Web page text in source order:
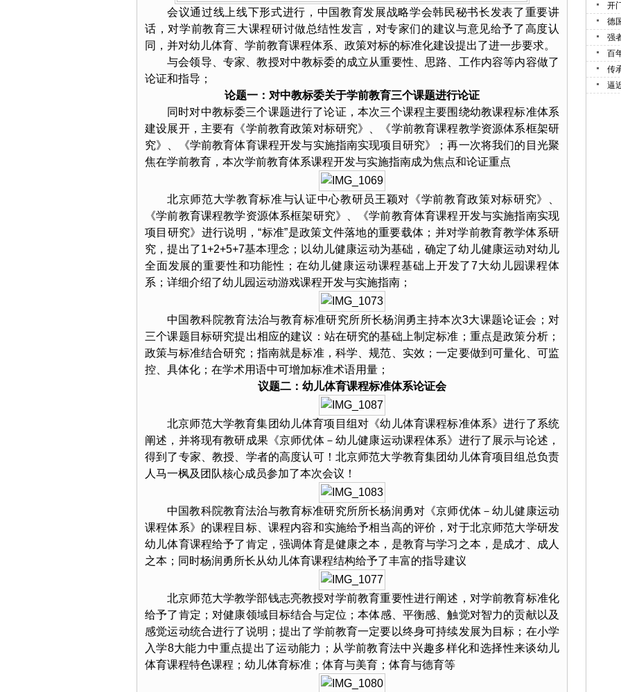
会议通过线上线下形式进行，中国教育发展战略学会韩民秘书长发表了重要讲
话，对学前教育三大课程研讨做总结性发言，对专家们的建议与意见给予了高度认
同，并对幼儿体育、学前教育课程体系、政策对标的标准化建设提出了进一步要求。
与会领导、专家、教授对中教标委的成立从重要性、思路、工作内容等内容做了
论证和指导；
论题一：对中教标委关于学前教育三个课题进行论证
同时对中教标委三个课题进行了论证，本次三个课程主要围绕幼教课程标准体系
建设展开，主要有《学前教育政策对标研究》、《学前教育课程教学资源体系框架研
究》、《学前教育体育课程开发与实施指南实现项目研究》；再一次将我们的目光聚
焦在学前教育，本次学前教育体系课程开发与实施指南成为焦点和论证重点
北京师范大学教育标准与认证中心教研员王颖对《学前教育政策对标研究》、
《学前教育课程教学资源体系框架研究》、《学前教育体育课程开发与实施指南实现
项目研究》进行说明，“标准”是政策文件落地的重要载体；并对学前教育教学体系研
究，提出了1+2+5+7基本理念；以幼儿健康运动为基础，确定了幼儿健康运动对幼儿
全面发展的重要性和功能性；在幼儿健康运动课程基础上开发了7大幼儿园课程体
系；详细介绍了幼儿园运动游戏课程开发与实施指南；
中国教科院教育法治与教育标准研究所所长杨润勇主持本次3大课题论证会；对
三个课题目标研究提出相应的建议：站在研究的基础上制定标准；重点是政策分析；
政策与标准结合研究；指南就是标准，科学、规范、实效；一定要做到可量化、可监
控、具体化；在学术用语中可增加标准术语用量；
议题二：幼儿体育课程标准体系论证会
北京师范大学教育集团幼儿体育项目组对《幼儿体育课程标准体系》进行了系统
阐述，并将现有教研成果《京师优体－幼儿健康运动课程体系》进行了展示与论述，
得到了专家、教授、学者的高度认可！北京师范大学教育集团幼儿体育项目组总负责
人马一枫及团队核心成员参加了本次会议！
中国教科院教育法治与教育标准研究所所长杨润勇对《京师优体－幼儿健康运动
课程体系》的课程目标、课程内容和实施给予相当高的评价，对于北京师范大学研发
幼儿体育课程给予了肯定，强调体育是健康之本，是教育与学习之本，是成才、成人
之本；同时杨润勇所长从幼儿体育课程结构给予了丰富的指导建议
北京师范大学教学部钱志亮教授对学前教育重要性进行阐述，对学前教育标准化
给予了肯定；对健康领域目标结合与定位；本体感、平衡感、触觉对智力的贡献以及
感觉运动统合进行了说明；提出了学前教育一定要以终身可持续发展为目标；在小学
入学8大能力中重点提出了运动能力；从学前教育法中兴趣多样化和选择性来谈幼儿
体育课程特色课程；幼儿体育标准；体育与美育；体育与德育等
开
德
强
百
传
逼